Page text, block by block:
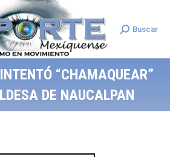
Search:
Buscar
“CHAMAQUEAR”
DE NAUCALPAN